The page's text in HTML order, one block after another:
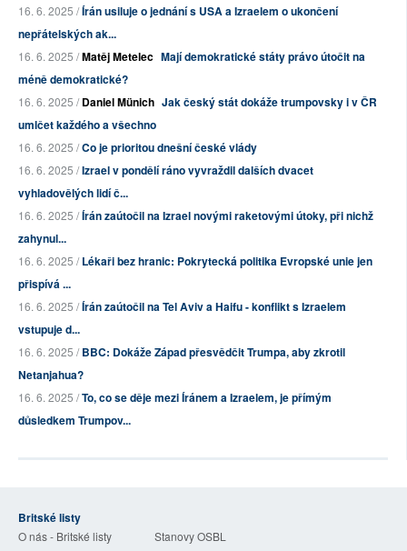
16. 6. 2025 /Írán usiluje o jednání s USA a Izraelem o ukončení
nepřátelských ak...
16. 6. 2025 /Matěj Metelec Mají demokratické státy právo útočit na
méně demokratické?
16. 6. 2025 /Daniel Münich Jak český stát dokáže trumpovsky i v ČR
umlčet každého a všechno
16. 6. 2025 /Co je prioritou dnešní české vlády
16. 6. 2025 /Izrael v pondělí ráno vyvraždil dalších dvacet
vyhladovělých lidí č...
16. 6. 2025 /Írán zaútočil na Izrael novými raketovými útoky, při nichž
zahynul...
16. 6. 2025 /Lékaři bez hranic: Pokrytecká politika Evropské unie jen
přispívá ...
16. 6. 2025 /Írán zaútočil na Tel Aviv a Haifu - konflikt s Izraelem
vstupuje d...
16. 6. 2025 /BBC: Dokáže Západ přesvědčit Trumpa, aby zkrotil
Netanjahua?
16. 6. 2025 /To, co se děje mezi Íránem a Izraelem, je přímým
důsledkem Trumpov...
Britské listy
O nás - Britské listy
Stanovy OSBL